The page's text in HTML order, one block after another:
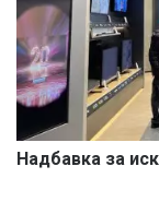
Надбавка за